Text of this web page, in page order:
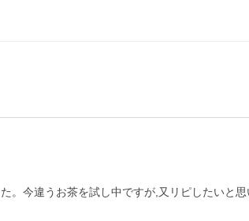
。今違うお茶を試し中ですが,又リピしたいと思